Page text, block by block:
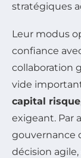
stratégiques
Leur modus
confiance
collaboration
vide
capital risque
exigeant. Par
gouvernance
décision